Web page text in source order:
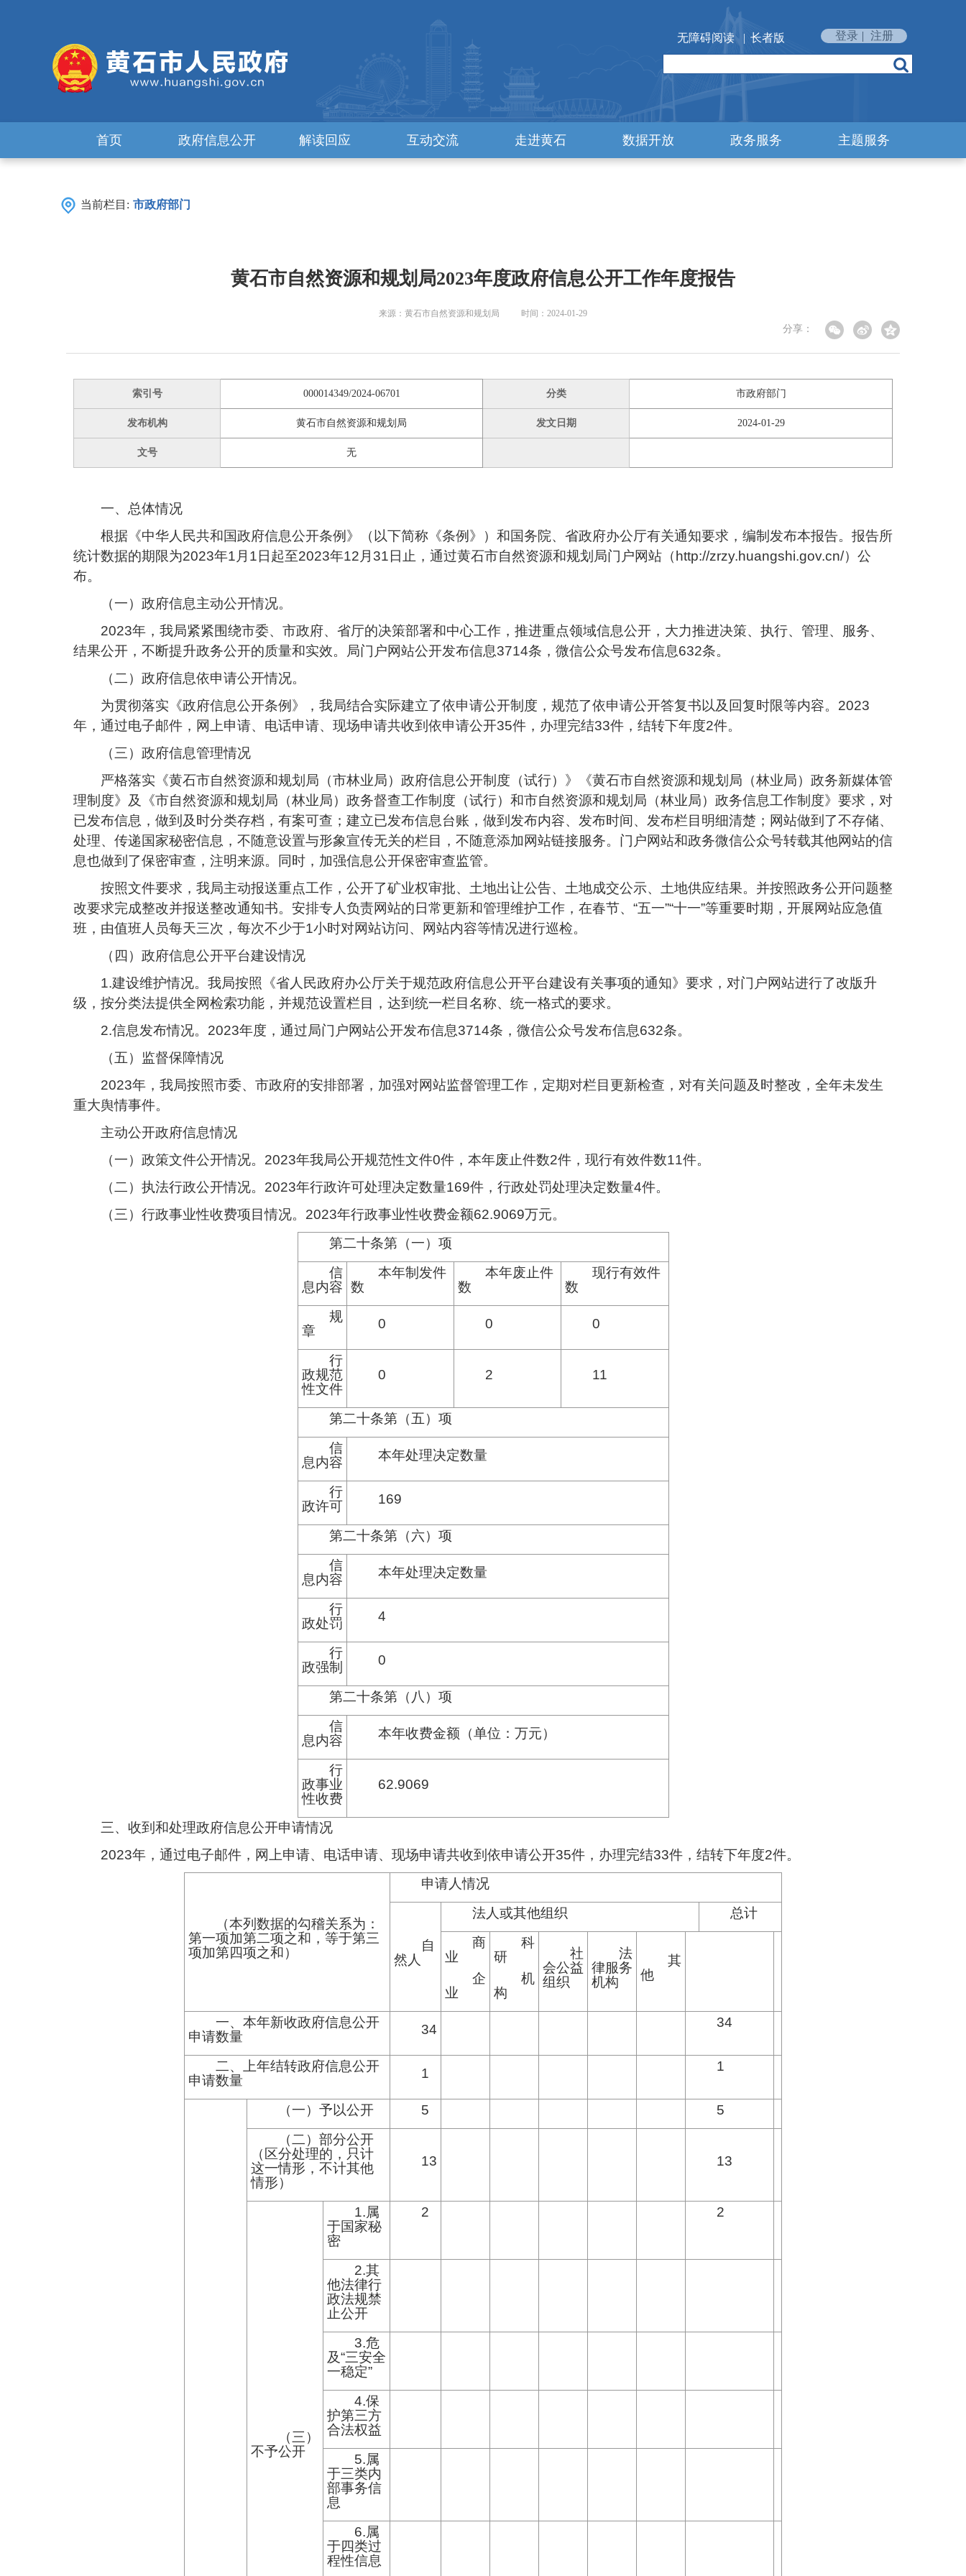
无障碍阅读 | 长者版 登录 | 注册
首页 政府信息公开 解读回应 互动交流 走进黄石 数据开放 政务服务 主题服务
当前栏目: 市政府部门
黄石市自然资源和规划局2023年度政府信息公开工作年度报告
来源：黄石市自然资源和规划局 时间：2024-01-29
分享：
索引号 000014349/2024-06701 分类 市政府部门
发布机构 黄石市自然资源和规划局 发文日期 2024-01-29
文号 无
一、总体情况
根据《中华人民共和国政府信息公开条例》（以下简称《条例》）和国务院、省政府办公厅有关通知要求，编制发布本报告。报告所
统计数据的期限为2023年1月1日起至2023年12月31日止，通过黄石市自然资源和规划局门户网站（ http://zrzy.huangshi.gov.cn/）公
布。
（一）政府信息主动公开情况。
2023年，我局紧紧围绕市委、市政府、省厅的决策部署和中心工作，推进重点领域信息公开，大力推进决策、执行、管理、服务、
结果公开，不断提升政务公开的质量和实效。局门户网站公开发布信息3714条，微信公众号发布信息632条。
（二）政府信息依申请公开情况。
为贯彻落实《政府信息公开条例》，我局结合实际建立了依申请公开制度，规范了依申请公开答复书以及回复时限等内容。 2023
年，通过电子邮件，网上申请、电话申请、现场申请共收到依申请公开35件，办理完结33件，结转下年度2件。
（三）政府信息管理情况
严格落实《黄石市自然资源和规划局（市林业局）政府信息公开制度（试行）》《黄石市自然资源和规划局（林业局）政务新媒体管
理制度》及《市自然资源和规划局（林业局）政务督查工作制度（试行）和市自然资源和规划局（林业局）政务信息工作制度》要求，对
已发布信息，做到及时分类存档，有案可查；建立已发布信息台账，做到发布内容、发布时间、发布栏目明细清楚；网站做到了不存储、
处理、传递国家秘密信息，不随意设置与形象宣传无关的栏目，不随意添加网站链接服务。门户网站和政务微信公众号转载其他网站的信
息也做到了保密审查，注明来源。同时，加强信息公开保密审查监管。
按照文件要求，我局主动报送重点工作，公开了矿业权审批、土地出让公告、土地成交公示、土地供应结果。并按照政务公开问题整
改要求完成整改并报送整改通知书。安排专人负责网站的日常更新和管理维护工作，在春节、 “五一”“十一”等重要时期，开展网站应急值
班，由值班人员每天三次，每次不少于1小时对网站访问、网站内容等情况进行巡检。
（四）政府信息公开平台建设情况
1.建设维护情况。我局按照《省人民政府办公厅关于规范政府信息公开平台建设有关事项的通知》要求，对门户网站进行了改版升
级，按分类法提供全网检索功能，并规范设置栏目，达到统一栏目名称、统一格式的要求。
2.信息发布情况。 2023年度，通过局门户网站公开发布信息3714条，微信公众号发布信息632条。
（五）监督保障情况
2023年，我局按照市委、市政府的安排部署，加强对网站监督管理工作，定期对栏目更新检查，对有关问题及时整改，全年未发生
重大舆情事件。
主动公开政府信息情况
（一）政策文件公开情况。 2023年我局公开规范性文件0件，本年废止件数2件，现行有效件数11件。
（二）执法行政公开情况。 2023年行政许可处理决定数量169件，行政处罚处理决定数量4件。
（三）行政事业性收费项目情况。 2023年行政事业性收费金额62.9069万元。
第二十条第（一）项
信
息内容
本年制发件
数
本年废止件
数
现行有效件
数
规
章
0 0 0
行
政规范
性文件
0 2 11
第二十条第（五）项
信
息内容
本年处理决定数量
行
政许可
169
第二十条第（六）项
信
息内容
本年处理决定数量
行
政处罚
4
行
政强制
0
第二十条第（八）项
信
息内容
本年收费金额（单位：万元）
行
政事业
性收费
62.9069
三、收到和处理政府信息公开申请情况
2023年，通过电子邮件，网上申请、电话申请、现场申请共收到依申请公开35件，办理完结33件，结转下年度2件。
（本列数据的勾稽关系为：
第一项加第二项之和，等于第三
项加第四项之和）
申请人情况
自
然人
法人或其他组织
总计
商
业
企
业
科
研
机
构
社
会公益
组织
法
律服务
机构
其
他
一、本年新收政府信息公开
申请数量
34 34
二、上年结转政府信息公开
申请数量
1 1
（一）予以公开 5
5
（二）部分公开
（区分处理的，只计
这一情形，不计其他
情形）
13 13
（三）
不予公开
1.属
于国家秘
密
2 2
2.其
他法律行
政法规禁
止公开
3.危
及“三安全
一稳定”
4.保
护第三方
合法权益
5.属
于三类内
部事务信
息
6.属
于四类过
程性信息